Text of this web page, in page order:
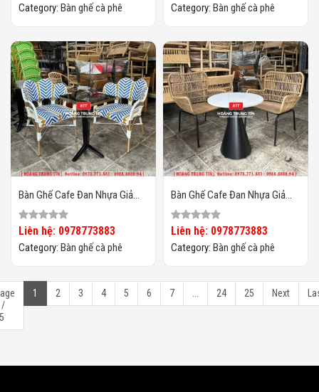
Category: Bàn ghế cà phê Category: Bàn ghế cà phê
Bàn Ghế Cafe Đan Nhựa Giả
Mây HTT-066
Liên hệ: 0978773883
Category: Bàn ghế cà phê
Bàn Ghế Cafe Đan Nhựa Giả
Mây HTT-065
Liên hệ: 0978773883
Category: Bàn ghế cà phê
/
1 2 3 4 5 6 7 24 25 Next